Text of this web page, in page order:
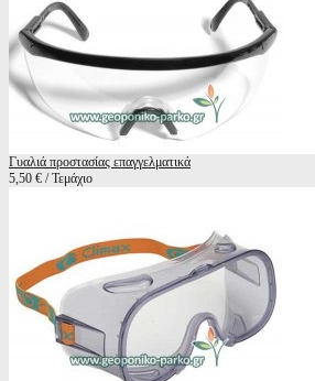
Γυαλιά προστασίας επαγγελματικά
5,50 € / Τεμάχιο